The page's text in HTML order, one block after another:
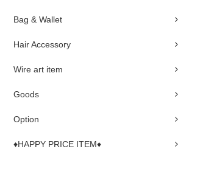
Bag & Wallet
Hair Accessory
Wire art item
Goods
Option
♦HAPPY PRICE ITEM♦